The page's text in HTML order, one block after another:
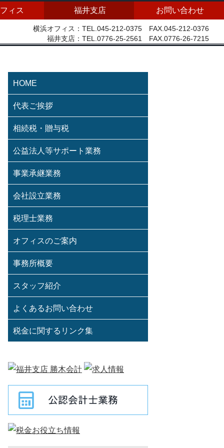
ィス 福井支店 お問い合わせ
横浜オフィス：TEL.045-212-0375 FAX.045-212-0376
福井支店：TEL.0776-25-2561 FAX.0776-26-7215
HOME
代表ご挨拶
相続税・贈与税
公益法人等サポート業務
事業承継業務
会社設立業務
税理士業務
オフィスのご案内
事務所概要
スタッフ紹介
よくあるお問い合わせ
税金に関するリンク集